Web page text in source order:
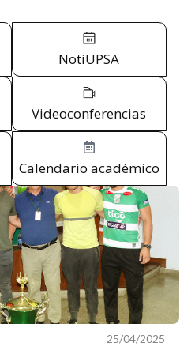
NotiUPSA
Videoconferencias
Calendario académico
25/04/2025